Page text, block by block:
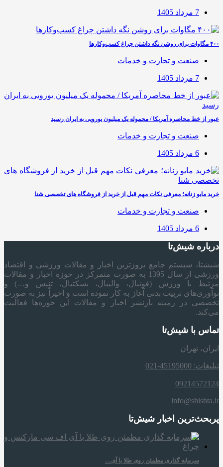
7 مرداد 1405
۴۰۰ مگاوات برای روشن نگه داشتن چراغ کسب‌وکار‌ها
صنعت و تجارت و خدمات
7 مرداد 1405
عبور از خط محاصره آمریکا / محموله یک میلیون یورویی به ایران رسید
صنعت و تجارت و خدمات
6 مرداد 1405
خرید مایو زنانه؛ معرفی نکات مهم قبل از خرید از فروشگاه های تخصصی شنا
صنعت و تجارت و خدمات
6 مرداد 1405
درباره شیش‌تا
شیشتا، سیستم جامع بروزترین اخبار و مقالات ورزشی و اقتصاد
ورزشی از سال 1395 به صورت متمرکز در حوزه اخبار و مقالات
مرتبط با ورزش (فوتبال، والیبال، بسکتبال، تنیس و…) و
نوآوری‌های تربیت بدنی آغاز به کار نموده است و اخیراً نیز به صورت
تخصصی در زمینه بازنشر اخبار و مقالات این حوزه‌ها فعالیت
می‌کند.
تماس با شیش‌تا
ایران، تهران
تبلیغات: 45195000-021
09214572124
info@shishta.ir
پربحث‌ترین اخبار شیش‌تا
سرمایه‌ گذاری مطمئن روی طلا با آی…